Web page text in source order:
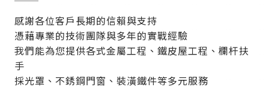
感謝各位客戶長期的信賴與支持
憑藉專業的技術團隊與多年的實戰經驗
我們能為您提供各式金屬工程、鐵皮屋工程、欄杆扶
手
採光罩、不銹鋼門窗、裝潢鐵件等多元服務